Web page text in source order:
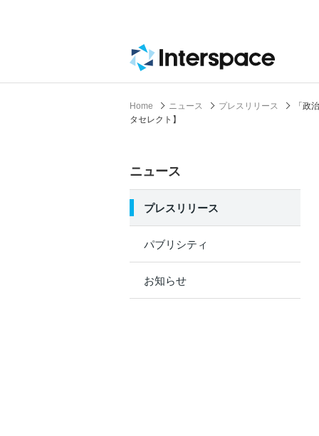
Home ニュース プレスリリース
「政
タセレクト】
ニュース
プレスリリース
パブリシティ
お知らせ